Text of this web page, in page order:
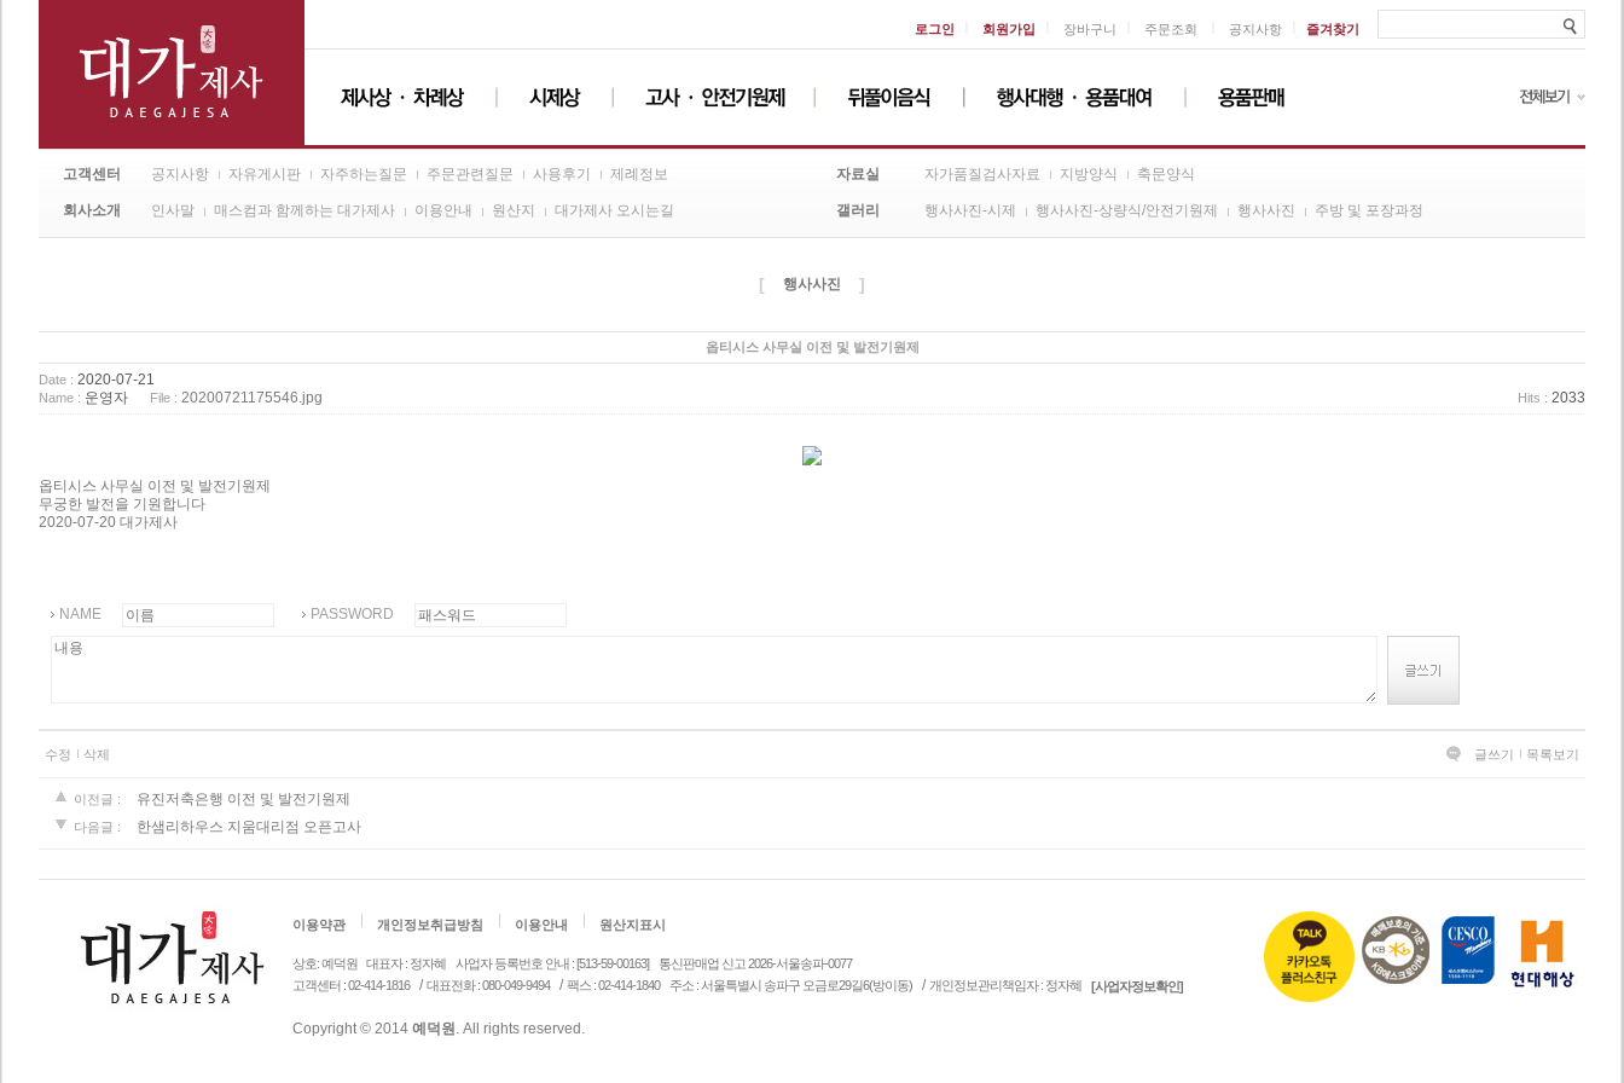
즐겨찾기
로그인 회원가입 장바구니 주문조회 공지사항
고객센터 공지사항 자유게시판 자주하는질문 주문관련질문 사용후기 제례정보 자료실 자가품질검사자료 지방양식 축문양식
회사소개 인사말 매스컴과 함께하는 대가제사 이용안내 원산지 대가제사 오시는길 갤러리 행사사진-시제 행사사진-상량식/안전기원제 행사사진 주방 및 포장과정
[ 행사사진 ]
옵티시스 사무실 이전 및 발전기원제
Date : 2020-07-21
Name : 운영자 File : 20200721175546.jpg Hits : 2033
옵티시스 사무실 이전 및 발전기원제
무궁한 발전을 기원합니다
2020-07-20 대가제사
NAME PASSWORD
수정 삭제 글쓰기 목록보기
이전글 : 유진저축은행 이전 및 발전기원제
다음글 : 한샘리하우스 지움대리점 오픈고사
이용약관 개인정보취급방침 이용안내 원산지표시
상호: 예덕원 대표자 : 정자혜 사업자 등록번호 안내 : [513-59-00163]
통신판매업 신고 2026-서울송파-0077
고객센터 : 02-414-1816
/대표전화 : 080-049-9494 /팩스 : 02-414-1840 주소 : 서울특별시 송파구 오금로29길6(방이동) / 개인정보관리책임자 : 정자혜 [사업자정보확인]
Copyright © 2014 예덕원 . All rights reserved.